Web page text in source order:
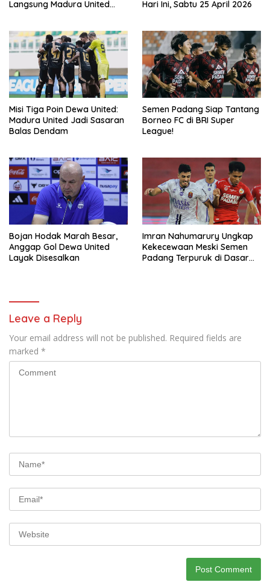
Langsung Madura United
Hari Ini, Sabtu 25 April 2026
Misi Tiga Poin Dewa United:
Madura United Jadi Sasaran
Balas Dendam
Semen Padang Siap Tantang
Borneo FC di BRI Super
League!
Bojan Hodak Marah Besar,
Anggap Gol Dewa United
Layak Disesalkan
Imran Nahumarury Ungkap
Kekecewaan Meski Semen
Padang Terpuruk di Dasar
Leave a Reply
Your email address will not be published. Required fields are
marked *